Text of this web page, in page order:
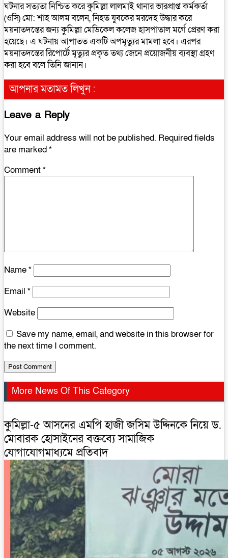
ঘটনার সত্যতা নিশ্চিত করে কুমিল্লা লালমাই থানার ভারপ্রাপ্ত কর্মকর্তা
(ওসি) মো: শাহ আলম বলেন, নিহত যুবকের মরদেহ উদ্ধার করে
ময়নাতদন্তের জন্য কুমিল্লা মেডিকেল কলেজ হাসপাতাল মর্গে প্রেরণ করা
হয়েছে। এ ঘটনায় আপাতত একটি অপমৃত্যুর মামলা হবে। এরপর
ময়নাতদন্তের রিপোর্টে মৃত্যুর প্রকৃত তথ্য জেনে প্রয়োজনীয় ব্যবস্থা গ্রহণ
করা হবে বলে তিনি জানান।
আপনার মতামত লিখুন :
Leave a Reply
Your email address will not be published. Required fields
are marked*
Comment*
Name*
Email *
Website
Save my name, email, and website in this browser for
the next time I comment.
More News Of This Category
কুমিল্লা-৫ আসনের এমপি হাজী জসিম উদ্দিনকে নিয়ে ড.
মোবারক হোসাইনের বক্তব্যে সামাজিক
যোগাযোগমাধ্যমে প্রতিবাদ